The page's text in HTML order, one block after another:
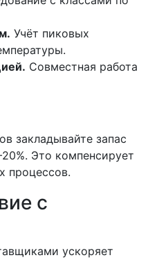
Учёт пиковых
Совместная работа
закладывайте запас
Это компенсирует
процессов.
с
ускоряет